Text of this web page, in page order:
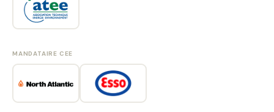
MANDATAIRE CEE